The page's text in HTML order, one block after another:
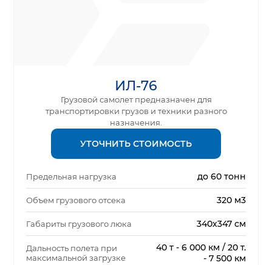
ИЛ-76
Грузовой самолет предназначен для
транспортировки грузов и техники разного
назначения.
УТОЧНИТЬ СТОИМОСТЬ
Предельная нагрузка до 60 тонн
Объем грузового отсека 320 м3
Габариты грузового люка 340х347 см
Дальность полета при
максимальной загрузке
40 т - 6 000 км / 20 т.
- 7 500 км